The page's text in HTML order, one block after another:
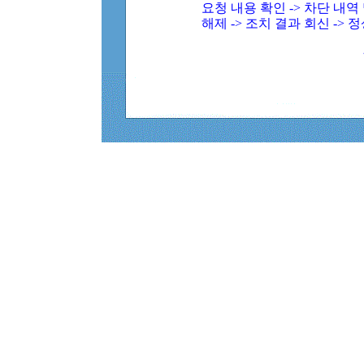
요청 내용 확인 -> 차단 내
해제 -> 조치 결과 회신 ->